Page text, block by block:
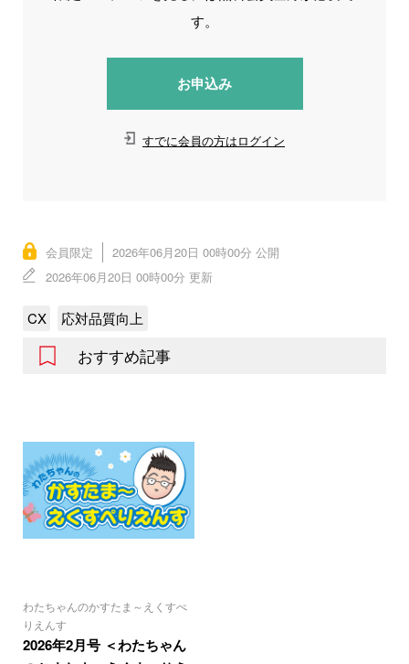
す。
お申込み
すでに会員の方はログイン
会員限定
2026年06月20日 00時00分 公開
2026年06月20日 00時00分 更新
CX 応対品質向上
おすすめ記事
わたちゃんのかすたま～えくすぺ
りえんす
2026年2月号 ＜わたちゃん